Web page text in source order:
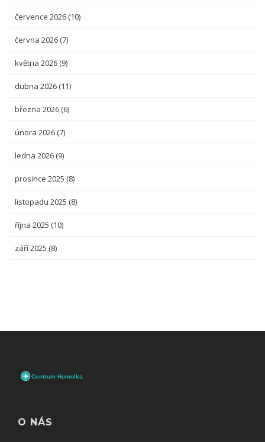
července 2026 (10)
června 2026 (7)
května 2026 (9)
dubna 2026 (11)
března 2026 (6)
února 2026 (7)
ledna 2026 (9)
prosince 2025 (8)
listopadu 2025 (8)
října 2025 (10)
září 2025 (8)
O NÁS